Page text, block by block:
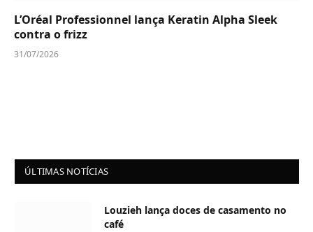
L’Oréal Professionnel lança Keratin Alpha Sleek
contra o frizz
31/07/2026
ÚLTIMAS NOTÍCIAS
Louzieh lança doces de casamento no
café